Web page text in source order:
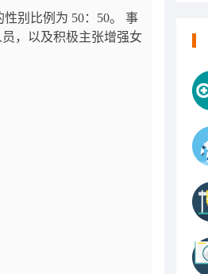
别比例为 50：50。 事
，以及积极主张增强女